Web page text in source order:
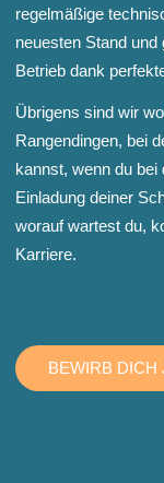
regelmäßige
neuesten Stand
Betrieb dank
Übrigens sind wir
Rangendingen, bei
kannst, wenn du
Einladung deiner
worauf wartest du,
Karriere.
BEWIRB DICH